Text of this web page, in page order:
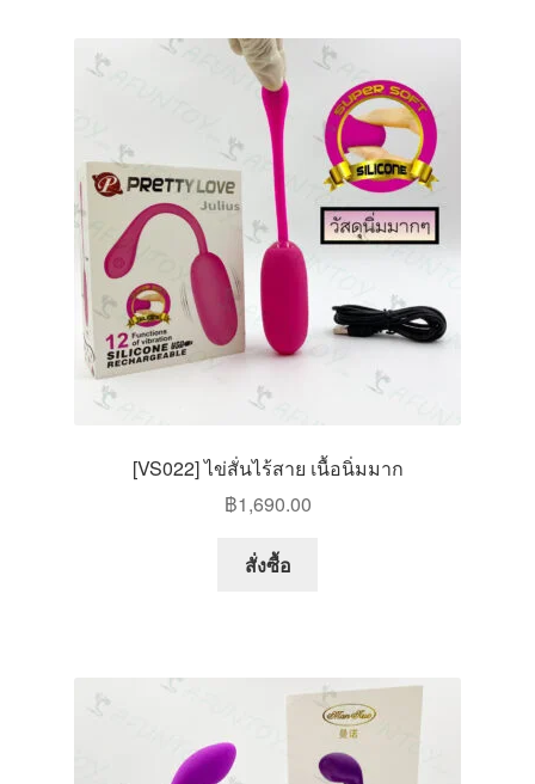
variants.
The
options
may
be
chosen
on
the
page
[VS022] ไข่สั่นไร้สาย เนื้อนิ่มมาก
฿1,690.00
สั่งซื้อ